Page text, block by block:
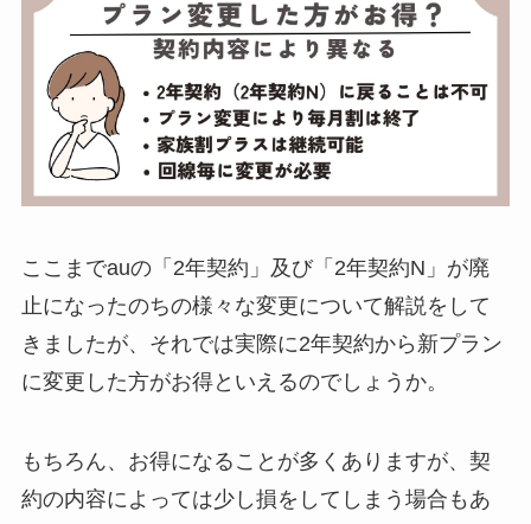
ここまでauの「2年契約」及び「2年契約N」が廃
止になったのちの様々な変更について解説をして
きましたが、それでは実際に2年契約から新プラン
に変更した方がお得といえるのでしょうか。
もちろん、お得になることが多くありますが、契
約の内容によっては少し損をしてしまう場合もあ